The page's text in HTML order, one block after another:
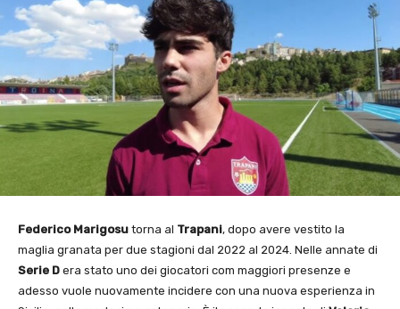
Federico Marigosu torna al Trapani, dopo avere vestito la
maglia granata per due stagioni dal 2022 al 2024. Nelle annate di
Serie D era stato uno dei giocatori com maggiori presenze e
adesso vuole nuovamente incidere con una nuova esperienza in